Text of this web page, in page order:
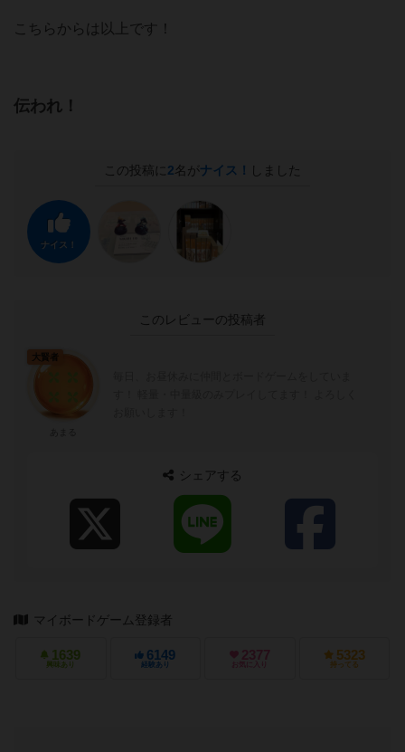
こちらからは以上です！
伝われ！
この投稿に 2名がナイス！ しました
ナイス！
このレビューの投稿者
大賢者
シェアする
マイボードゲーム登録者
1639
興味あり
6149
経験あり
2377
お気に入り
5323
持ってる